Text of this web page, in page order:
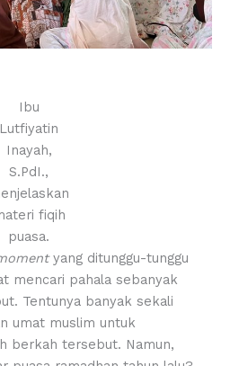
Ibu
Lutfiyatin
Inayah,
S.PdI.,
fiqih
puasa.
yang ditunggu-tunggu
mencari pahala sebanyak
Tentunya banyak sekali
umat muslim untuk
berkah tersebut. Namun,